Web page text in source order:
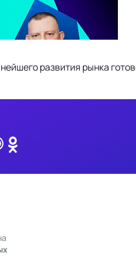
развития рынка